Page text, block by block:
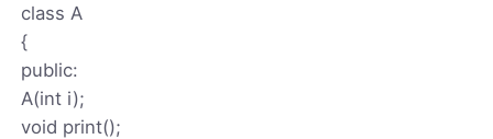
class A
{
public:
A(int i);
void print();